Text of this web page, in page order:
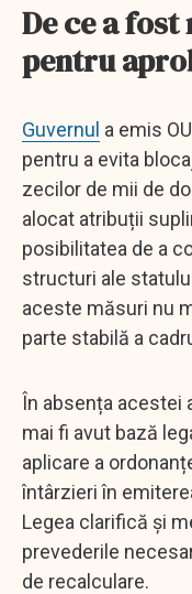
De ce a fost
pentru
Guvernul a emis
pentru a evita
zecilor de mii de
alocat atribuții
posibilitatea de a
structuri ale
aceste măsuri nu
parte stabilă a
În absența acestei
mai fi avut bază
aplicare a
întârzieri în
Legea clarifică și
prevederile
de recalculare.